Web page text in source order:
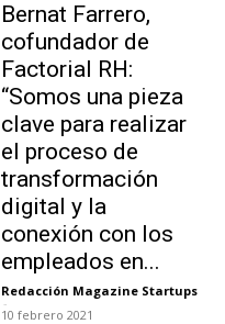
Bernat Farrero,
cofundador de
Factorial RH:
“Somos una pieza
clave para realizar
el proceso de
transformación
digital y la
conexión con los
empleados en...
Redacción Magazine Startups
-
10 febrero 2021